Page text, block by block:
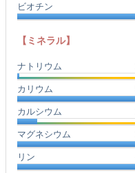
ビオチン
【ミネラル】
ナトリウム
カリウム
カルシウム
マグネシウム
リン